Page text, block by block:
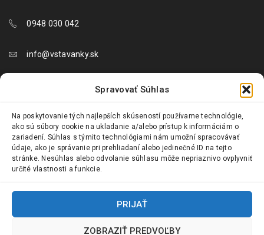
Spravovať Súhlas
Na poskytovanie tých najlepších skúseností používame technológie,
ako sú súbory cookie na ukladanie a/alebo prístup k informáciám o
zariadení. Súhlas s týmito technológiami nám umožní spracovávať
údaje, ako je správanie pri prehliadaní alebo jedinečné ID na tejto
stránke. Nesúhlas alebo odvolanie súhlasu môže nepriaznivo ovplyvniť
určité vlastnosti a funkcie.
PRIJAŤ
ZOBRAZIŤ PREDVOĽBY
0948 030 042
info@vstavanky.sk
objednavky@vstavanky.sk
reklamacie@vstavanky.sk
© 2024 Vstavanky.sk. Všetky práva vyhradené.